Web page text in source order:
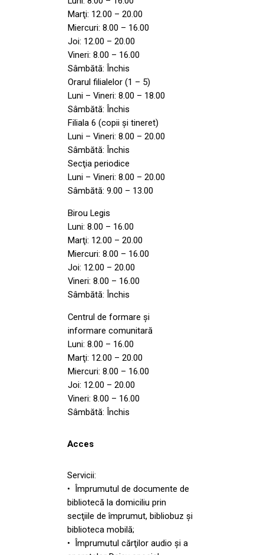
Marţi: 12.00 – 20.00
Miercuri: 8.00 – 16.00
Joi: 12.00 – 20.00
Vineri: 8.00 – 16.00
Sâmbătă: Închis
Orarul filialelor (1 – 5)
Luni – Vineri: 8.00 – 18.00
Sâmbătă: Închis
Filiala 6 (copii şi tineret)
Luni – Vineri: 8.00 – 20.00
Sâmbătă: Închis
Secţia periodice
Luni – Vineri: 8.00 – 20.00
Sâmbătă: 9.00 – 13.00
Birou Legis
Luni: 8.00 – 16.00
Marţi: 12.00 – 20.00
Miercuri: 8.00 – 16.00
Joi: 12.00 – 20.00
Vineri: 8.00 – 16.00
Sâmbătă: Închis
Centrul de formare şi
informare comunitară
Luni: 8.00 – 16.00
Marţi: 12.00 – 20.00
Miercuri: 8.00 – 16.00
Joi: 12.00 – 20.00
Vineri: 8.00 – 16.00
Sâmbătă: Închis
Acces
Servicii:
• Împrumutul de documente de
bibliotecă la domiciliu prin
secţiile de împrumut, bibliobuz şi
biblioteca mobilă;
• Împrumutul cărţilor audio şi a